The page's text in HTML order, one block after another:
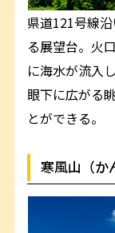
県道121号線
る展望台。火
に海水が流入
眼下に広がる
とができる。
寒風山（か